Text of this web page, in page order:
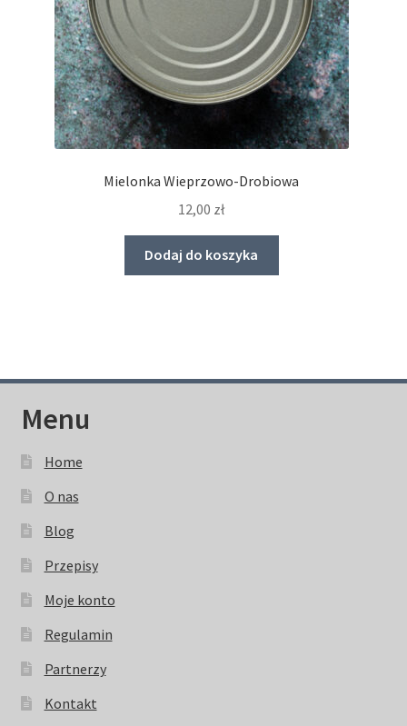
Mielonka Wieprzowo-Drobiowa
12,00 zł
Dodaj do koszyka
Menu
Home
O nas
Blog
Przepisy
Moje konto
Regulamin
Partnerzy
Kontakt